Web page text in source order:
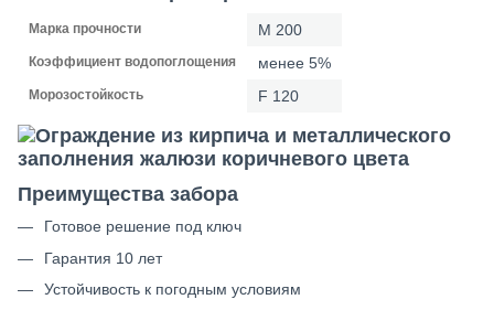
Марка прочности M 200
Коэффициент водопоглощения менее 5%
Морозостойкость F 120
Преимущества забора
Готовое решение под ключ
Гарантия 10 лет
Устойчивость к погодным условиям